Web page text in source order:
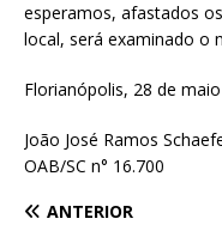
esperamos, afastados
local, será examinado o
Florianópolis, 28 de
João José Ramos
OAB/SC n° 16.700
ANTERIOR